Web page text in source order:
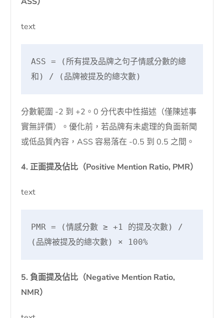
text
ASS = (所有提及品牌之句子情感分數的總
和) / (品牌被提及的總次數)
分數範圍 -2 到 +2。0 分代表中性描述（僅陳述事
實無評價）。優化前，若品牌有未處理的負面新聞
或低品質內容，ASS 容易落在 -0.5 到 0.5 之間。
4. 正面提及佔比（Positive Mention Ratio, PMR）
text
PMR = (情感分數 ≥ +1 的提及次數) /
(品牌被提及的總次數) × 100%
5. 負面提及佔比（Negative Mention Ratio,
NMR）